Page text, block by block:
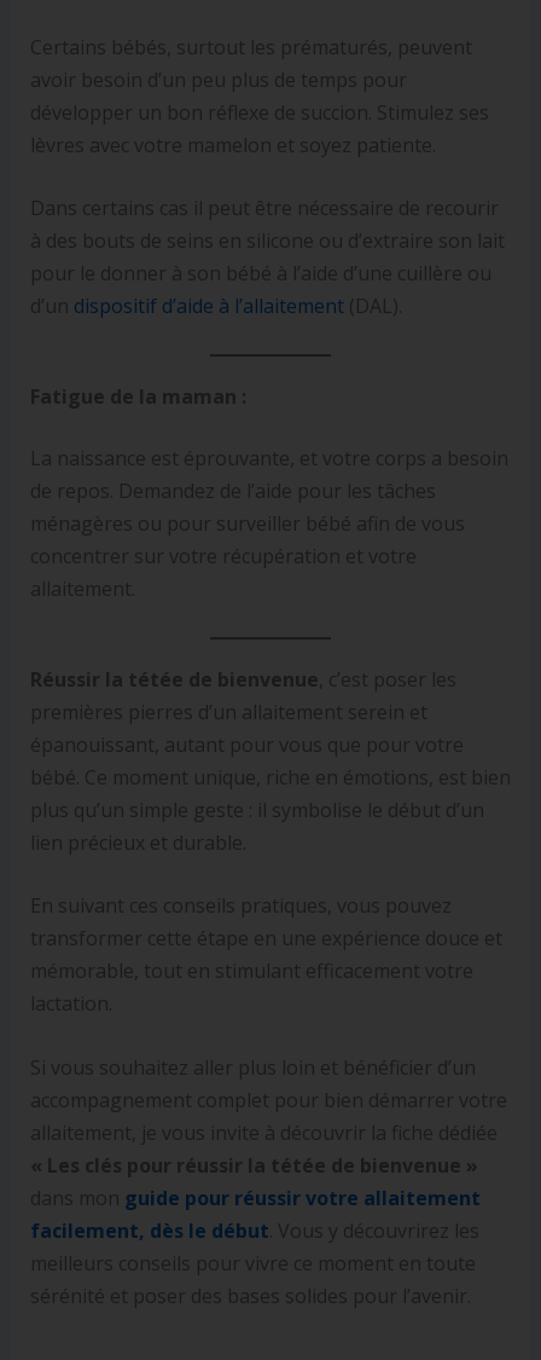
Certains bébés, surtout les prématurés, peuvent
avoir besoin d’un peu plus de temps pour
développer un bon réflexe de succion. Stimulez ses
lèvres avec votre mamelon et soyez patiente.
Dans certains cas il peut être nécessaire de recourir
à des bouts de seins en silicone ou d’extraire son lait
pour le donner à son bébé à l’aide d’une cuillère ou
d’un dispositif d’aide à l’allaitement (DAL).
Fatigue de la maman :
La naissance est éprouvante, et votre corps a besoin
de repos. Demandez de l’aide pour les tâches
ménagères ou pour surveiller bébé afin de vous
concentrer sur votre récupération et votre
allaitement.
Réussir la tétée de bienvenue , c’est poser les
premières pierres d’un allaitement serein et
épanouissant, autant pour vous que pour votre
bébé. Ce moment unique, riche en émotions, est bien
plus qu’un simple geste : il symbolise le début d’un
lien précieux et durable.
En suivant ces conseils pratiques, vous pouvez
transformer cette étape en une expérience douce et
mémorable, tout en stimulant efficacement votre
lactation.
Si vous souhaitez aller plus loin et bénéficier d’un
accompagnement complet pour bien démarrer votre
allaitement, je vous invite à découvrir la fiche dédiée
« Les clés pour réussir la tétée de bienvenue »
dans mon guide pour réussir votre allaitement
facilement, dès le début. Vous y découvrirez les
meilleurs conseils pour vivre ce moment en toute
sérénité et poser des bases solides pour l’avenir.